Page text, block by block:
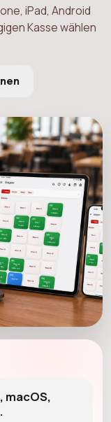
iPad, Android
Kasse wählen
macOS,